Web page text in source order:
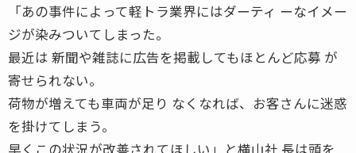
「あの事件によって軽トラ業界にはダーティ ーなイメー
ジが染みついてしまった。
最近は 新聞や雑誌に広告を掲載してもほとんど応募 が
寄せられない。
荷物が増えても車両が足り なくなれば、お客さんに迷惑
を掛けてしまう。
早くこの状況が改善されてほしい」と横山社 長は頭を